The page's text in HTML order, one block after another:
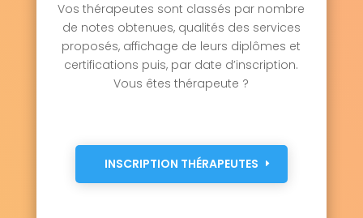
Vos thérapeutes sont classés par nombre
de notes obtenues, qualités des services
proposés, affichage de leurs diplômes et
certifications puis, par date d’inscription.
Vous êtes thérapeute ?
INSCRIPTION THÉRAPEUTES